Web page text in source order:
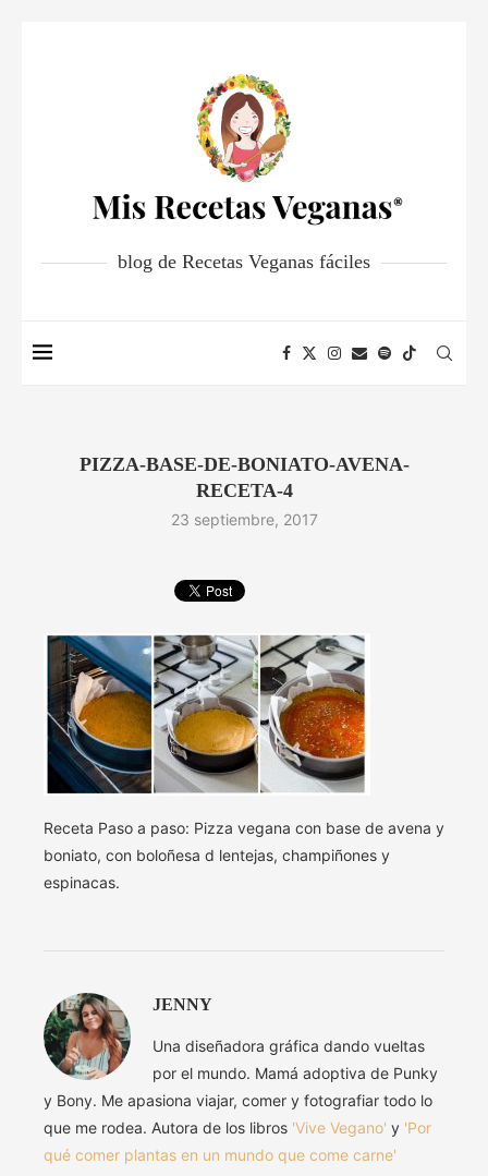
blog de Recetas Veganas fáciles
PIZZA-BASE-DE-BONIATO-AVENA-
RECETA-4
23 septiembre, 2017
Receta Paso a paso: Pizza vegana con base de avena y
boniato, con boloñesa d lentejas, champiñones y
espinacas.
JENNY
Una diseñadora gráfica dando vueltas
por el mundo. Mamá adoptiva de Punky
y Bony. Me apasiona viajar, comer y fotografiar todo lo
que me rodea. Autora de los libros 'Vive Vegano' y 'Por
qué comer plantas en un mundo que come carne'